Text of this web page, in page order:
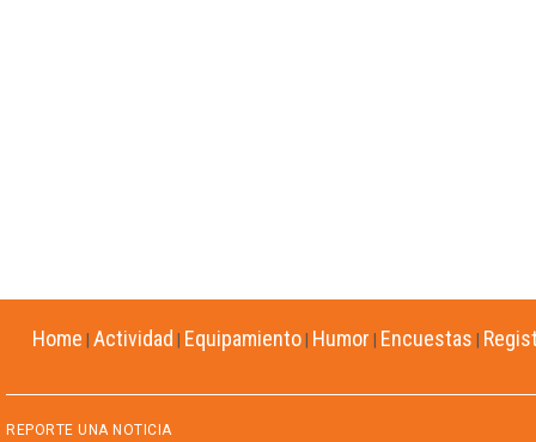
Home Actividad Equipamiento Humor Encuestas
REPORTE UNA NOTICIA